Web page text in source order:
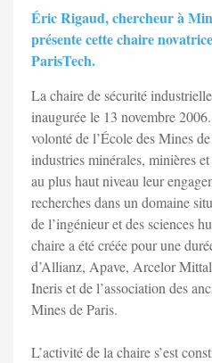
Éric Rigaud, chercheur à
présente cette chaire
ParisTech.
La chaire de sécurité
inaugurée le 13 novembre
volonté de l’École des Mines
industries minérales, minières
au plus haut niveau leur
recherches dans un domaine
de l’ingénieur et des sciences
chaire a été créée pour une
d’Allianz, Apave, Arcelor
Ineris et de l’association des
Mines de Paris.
L’activité de la chaire s’est